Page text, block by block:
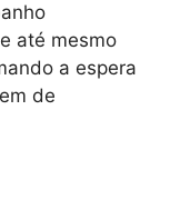
até mesmo
a espera
de